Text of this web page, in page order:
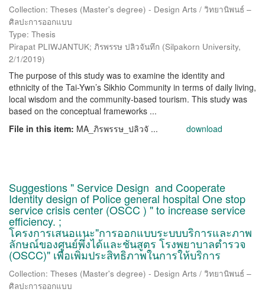
Collection: Theses (Master's degree) - Design Arts / วิทยานิพนธ์ –
ศิลปะการออกแบบ
Type: Thesis
Pirapat PLIWJANTUK; ภิรพรรษ ปลิวจันทึก (Silpakorn University,
2/1/2019)
The purpose of this study was to examine the identity and
ethnicity of the Tai-Ywn’s Sikhio Community in terms of daily living,
local wisdom and the community-based tourism. This study was
based on the conceptual frameworks ...
File in this item: MA_ภิรพรรษ_ปลิวจั ... download
Suggestions " Service Design and Cooperate
Identity design of Police general hospital One stop
service crisis center (OSCC ) " to increase service
efficiency. ;
โครงการเสนอแนะ"การออกแบบระบบบริการและภาพ
ลักษณ์ของศูนย์พึ่งได้และชันสูตร โรงพยาบาลตำรวจ
(OSCC)" เพื่อเพิ่มประสิทธิภาพในการให้บริการ
Collection: Theses (Master's degree) - Design Arts / วิทยานิพนธ์ –
ศิลปะการออกแบบ